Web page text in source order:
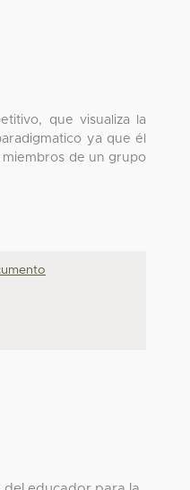
que visualiza la
ya que él
de un grupo